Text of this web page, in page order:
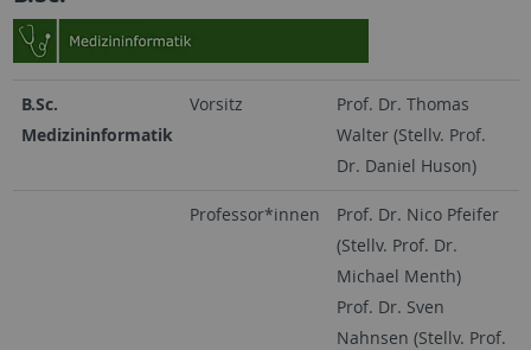
B.Sc.
Medizininformatik
Vorsitz
Prof. Dr. Thomas
Walter (Stellv. Prof.
Dr. Daniel Huson)
Professor*innen
Prof. Dr. Nico Pfeifer
(Stellv. Prof. Dr.
Michael Menth)
Prof. Dr. Sven
Nahnsen (Stellv. Prof.